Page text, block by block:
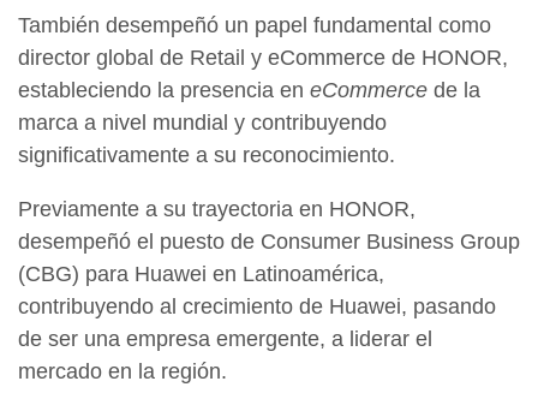
También desempeñó un papel fundamental como
director global de Retail y eCommerce de HONOR,
estableciendo la presencia en eCommerce de la
marca a nivel mundial y contribuyendo
significativamente a su reconocimiento.
Previamente a su trayectoria en HONOR,
desempeñó el puesto de Consumer Business Group
(CBG) para Huawei en Latinoamérica,
contribuyendo al crecimiento de Huawei, pasando
de ser una empresa emergente, a liderar el
mercado en la región.